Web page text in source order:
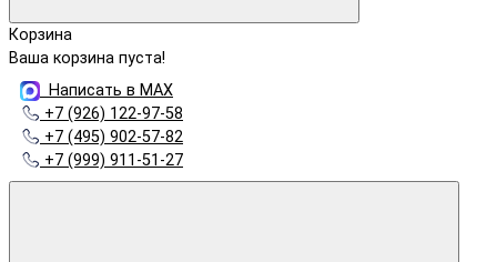
Корзина
Ваша корзина пуста!
Написать в MAX
+7 (926) 122-97-58
+7 (495) 902-57-82
+7 (999) 911-51-27